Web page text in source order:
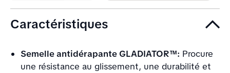
Caractéristiques
Semelle antidérapante GLADIATOR™: Procure
une résistance au glissement, une durabilité et